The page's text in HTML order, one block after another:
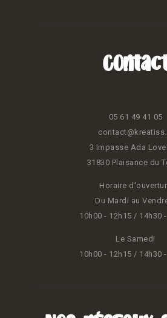
05 61 49 41 05
3 Impasse Ada
31830 Plaisance du
Horaire
Du Mardi au
10h00 - 12h15 / 14h30
Le Samedi
10h00 - 12h15 / 14h30